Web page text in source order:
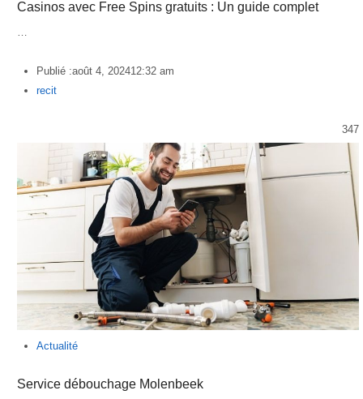
Casinos avec Free Spins gratuits : Un guide complet
Publié :août 4, 202412:32 am
Author
recit
347
Actualité
Service débouchage Molenbeek